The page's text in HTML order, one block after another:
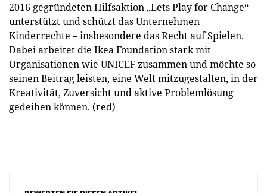
2016 gegründeten Hilfsaktion „Lets Play for Change“
unterstützt und schützt das Unternehmen
Kinderrechte – insbesondere das Recht auf Spielen.
Dabei arbeitet die Ikea Foundation stark mit
Organisationen wie UNICEF zusammen und möchte so
seinen Beitrag leisten, eine Welt mitzugestalten, in der
Kreativität, Zuversicht und aktive Problemlösung
gedeihen können. (red)